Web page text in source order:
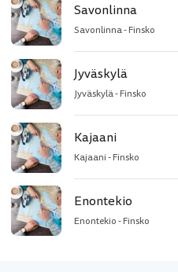
Savonlinna
Savonlinna - Finsko
Jyväskylä
Jyväskylä - Finsko
Kajaani
Kajaani - Finsko
Enontekio
Enontekio - Finsko